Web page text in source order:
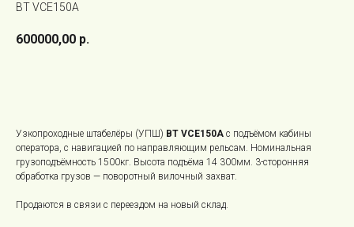
BT VCE150A
600000,00 р.
Узкопроходные штабелёры (УПШ) BT VCE150A с подъёмом кабины
оператора, с навигацией по направляющим рельсам. Номинальная
грузоподъёмность 1500кг. Высота подъёма 14 300мм. 3-сторонняя
обработка грузов — поворотный вилочный захват.
Продаются в связи с переездом на новый склад.